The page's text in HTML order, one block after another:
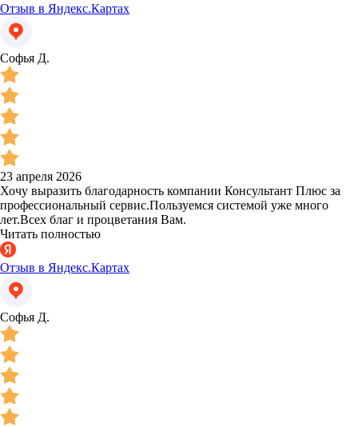
Отзыв в Яндекс.Картах
Софья Д.
23 апреля 2026
Хочу выразить благодарность компании Консультант Плюс за
профессиональный сервис.Пользуемся системой уже много
лет.Всех благ и процветания Вам.
Читать полностью
Отзыв в Яндекс.Картах
Софья Д.